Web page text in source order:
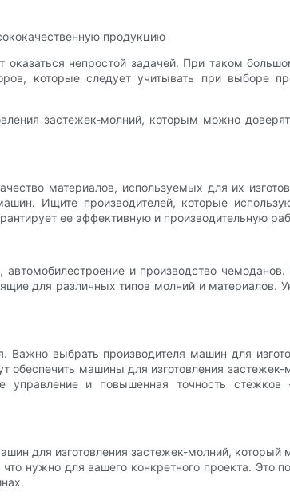
продукцию
непростой задачей. При таком
которые следует учитывать при выборе
застежек-молний, которым можно
материалов, используемых для их
Ищите производителей, которые
ее эффективную и производительную
и производство
для различных типов молний и материалов.
Важно выбрать производителя машин для
обеспечить машины для изготовления
управление и повышенная точность
для изготовления застежек-молний, который
нужно для вашего конкретного проекта. Это